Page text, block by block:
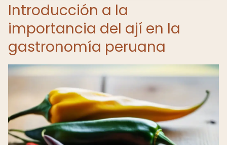
Introducción a la
importancia del ají en la
gastronomía peruana